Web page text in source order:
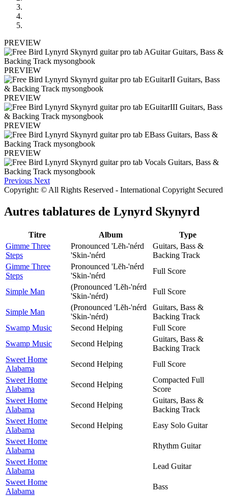
PREVIEW
PREVIEW
PREVIEW
PREVIEW
PREVIEW
Previous Next
Copyright: © All Rights Reserved - International Copyright Secured
Autres tablatures de Lynyrd Skynyrd
Titre Album
Type
Gimme Three
Steps
Pronounced 'Lĕh-'nérd
'Skin-'nérd
Guitars, Bass &
Backing Track
Gimme Three
Steps
Pronounced 'Lĕh-'nérd
'Skin-'nérd
Full Score
Simple Man
(Pronounced 'Lĕh-'nérd
'Skin-'nérd)
Full Score
Simple Man
(Pronounced 'Lĕh-'nérd
'Skin-'nérd)
Guitars, Bass &
Backing Track
Swamp Music
Second Helping
Full Score
Swamp Music
Second Helping
Guitars, Bass &
Backing Track
Sweet Home
Alabama
Second Helping
Full Score
Sweet Home
Alabama
Second Helping
Compacted Full
Score
Sweet Home
Alabama
Second Helping
Guitars, Bass &
Backing Track
Sweet Home
Alabama
Second Helping
Easy Solo Guitar
Sweet Home
Alabama
Rhythm Guitar
Sweet Home
Alabama
Lead Guitar
Sweet Home
Alabama
Bass